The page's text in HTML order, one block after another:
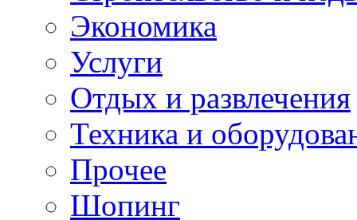
Экономика
Услуги
Отдых и развлечения
Техника и
Прочее
Шопинг